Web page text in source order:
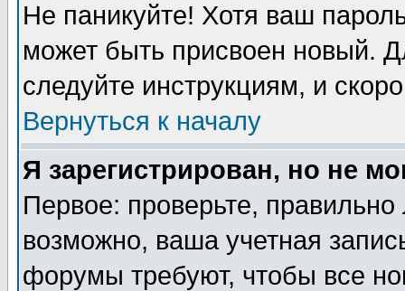
Не паникуйте! Хотя ваш
может быть присвоен новый.
следуйте инструкциям, и
Вернуться к началу
Я зарегистрирован, но не
Первое: проверьте,
возможно, ваша учетная
форумы требуют, чтобы все